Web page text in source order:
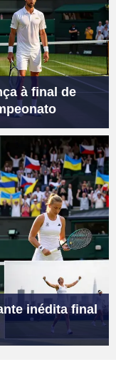
à final de
inédita final